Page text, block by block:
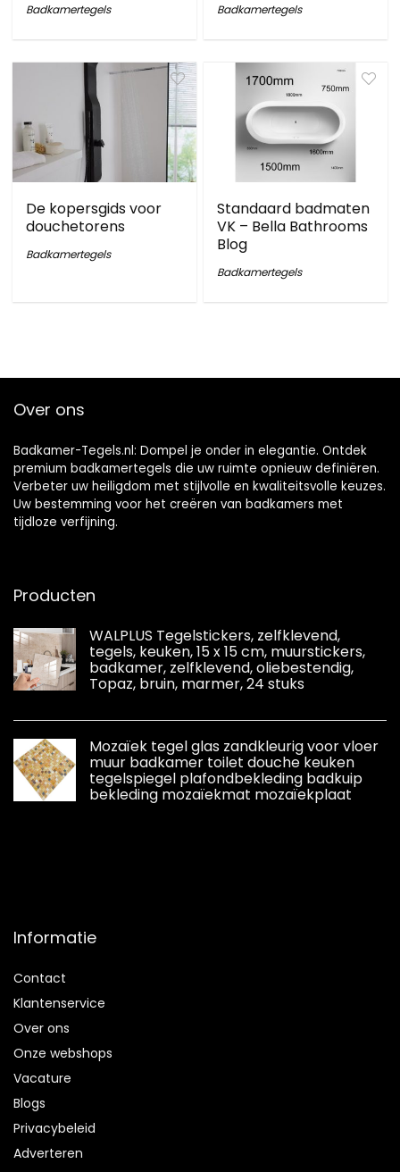
Badkamertegels Badkamertegels
De kopersgids voor
douchetorens
Badkamertegels
Standaard badmaten
VK – Bella Bathrooms
Blog
Badkamertegels
Over ons
Badkamer-Tegels.nl: Dompel je onder in elegantie. Ontdek
premium badkamertegels die uw ruimte opnieuw definiëren.
Verbeter uw heiligdom met stijlvolle en kwaliteitsvolle keuzes.
Uw bestemming voor het creëren van badkamers met
tijdloze verfijning.
Producten
WALPLUS Tegelstickers, zelfklevend,
tegels, keuken, 15 x 15 cm, muurstickers,
badkamer, zelfklevend, oliebestendig,
Topaz, bruin, marmer, 24 stuks
Mozaïek tegel glas zandkleurig voor vloer
muur badkamer toilet douche keuken
tegelspiegel plafondbekleding badkuip
bekleding mozaïekmat mozaïekplaat
Informatie
Contact
Klantenservice
Over ons
Onze webshops
Vacature
Blogs
Privacybeleid
Adverteren